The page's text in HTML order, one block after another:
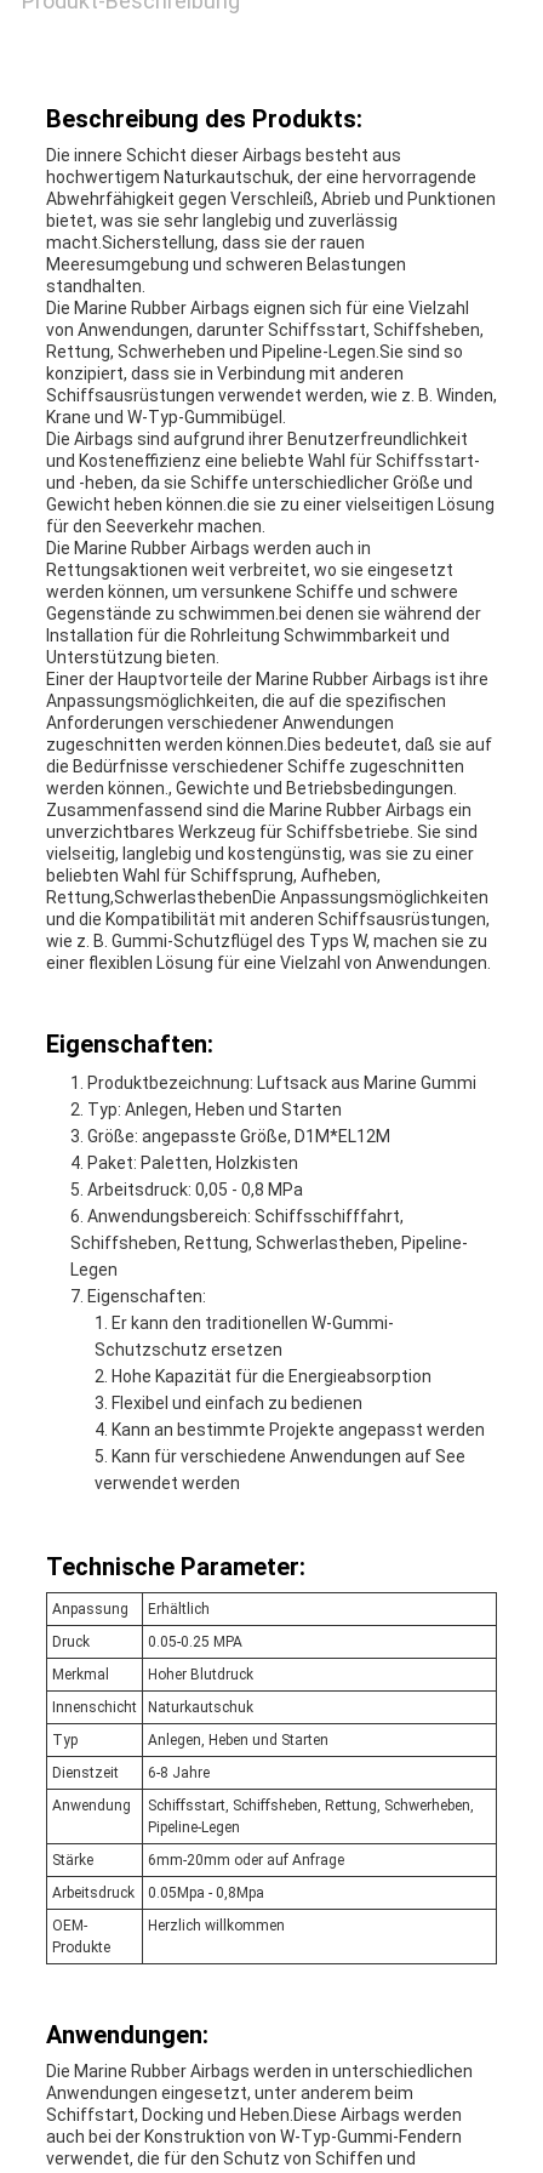
FÄLLE
SITEMAP
PRIVACY
POLICY
Beschreibung des Produkts:
Die innere Schicht dieser Airbags besteht aus
hochwertigem Naturkautschuk, der eine hervorragende
Abwehrfähigkeit gegen Verschleiß, Abrieb und Punktionen
bietet, was sie sehr langlebig und zuverlässig
macht.Sicherstellung, dass sie der rauen
Meeresumgebung und schweren Belastungen
standhalten.
Die Marine Rubber Airbags eignen sich für eine Vielzahl
von Anwendungen, darunter Schiffsstart, Schiffsheben,
Rettung, Schwerheben und Pipeline-Legen.Sie sind so
konzipiert, dass sie in Verbindung mit anderen
Schiffsausrüstungen verwendet werden, wie z. B. Winden,
Krane und W-Typ-Gummibügel.
Die Airbags sind aufgrund ihrer Benutzerfreundlichkeit
und Kosteneffizienz eine beliebte Wahl für Schiffsstart-
und -heben, da sie Schiffe unterschiedlicher Größe und
Gewicht heben können.die sie zu einer vielseitigen Lösung
für den Seeverkehr machen.
Die Marine Rubber Airbags werden auch in
Rettungsaktionen weit verbreitet, wo sie eingesetzt
werden können, um versunkene Schiffe und schwere
Gegenstände zu schwimmen.bei denen sie während der
Installation für die Rohrleitung Schwimmbarkeit und
Unterstützung bieten.
Einer der Hauptvorteile der Marine Rubber Airbags ist ihre
Anpassungsmöglichkeiten, die auf die spezifischen
Anforderungen verschiedener Anwendungen
zugeschnitten werden können.Dies bedeutet, daß sie auf
die Bedürfnisse verschiedener Schiffe zugeschnitten
werden können., Gewichte und Betriebsbedingungen.
Zusammenfassend sind die Marine Rubber Airbags ein
unverzichtbares Werkzeug für Schiffsbetriebe. Sie sind
vielseitig, langlebig und kostengünstig, was sie zu einer
beliebten Wahl für Schiffsprung, Aufheben,
Rettung,SchwerlasthebenDie Anpassungsmöglichkeiten
und die Kompatibilität mit anderen Schiffsausrüstungen,
wie z. B. Gummi-Schutzflügel des Typs W, machen sie zu
einer flexiblen Lösung für eine Vielzahl von Anwendungen.
Eigenschaften:
Produktbezeichnung: Luftsack aus Marine Gummi
Typ: Anlegen, Heben und Starten
Größe: angepasste Größe, D1M*EL12M
Paket: Paletten, Holzkisten
Arbeitsdruck: 0,05 - 0,8 MPa
Anwendungsbereich: Schiffsschifffahrt,
Schiffsheben, Rettung, Schwerlastheben, Pipeline-
Legen
Eigenschaften:
Er kann den traditionellen W-Gummi-
Schutzschutz ersetzen
Hohe Kapazität für die Energieabsorption
Flexibel und einfach zu bedienen
Kann an bestimmte Projekte angepasst werden
Kann für verschiedene Anwendungen auf See
verwendet werden
Technische Parameter:
Anpassung
Erhältlich
Druck
0.05-0.25 MPA
Merkmal
Hoher Blutdruck
Innenschicht
Naturkautschuk
Typ
Anlegen, Heben und Starten
Dienstzeit
6-8 Jahre
Anwendung
Schiffsstart, Schiffsheben, Rettung, Schwerheben,
Pipeline-Legen
Stärke
6mm-20mm oder auf Anfrage
Arbeitsdruck
0.05Mpa - 0,8Mpa
OEM-
Produkte
Herzlich willkommen
Anwendungen:
Die Marine Rubber Airbags werden in unterschiedlichen
Anwendungen eingesetzt, unter anderem beim
Schiffstart, Docking und Heben.Diese Airbags werden
auch bei der Konstruktion von W-Typ-Gummi-Fendern
verwendet, die für den Schutz von Schiffen und